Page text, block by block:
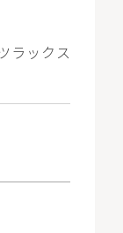
ラックス